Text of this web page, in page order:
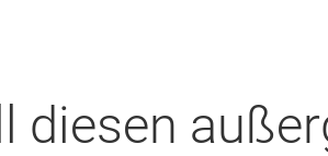
diesen